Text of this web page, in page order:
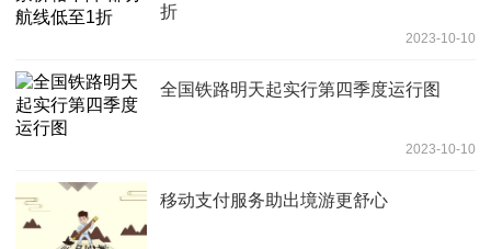
折
2023-10-10
全国铁路明天起实行第四季度运行图
2023-10-10
移动支付服务助出境游更舒心